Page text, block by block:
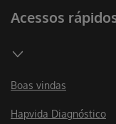
Acessos
Boas vindas
Hapvida Diagnóstico